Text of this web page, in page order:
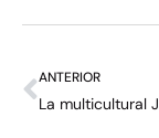
ANTERIOR